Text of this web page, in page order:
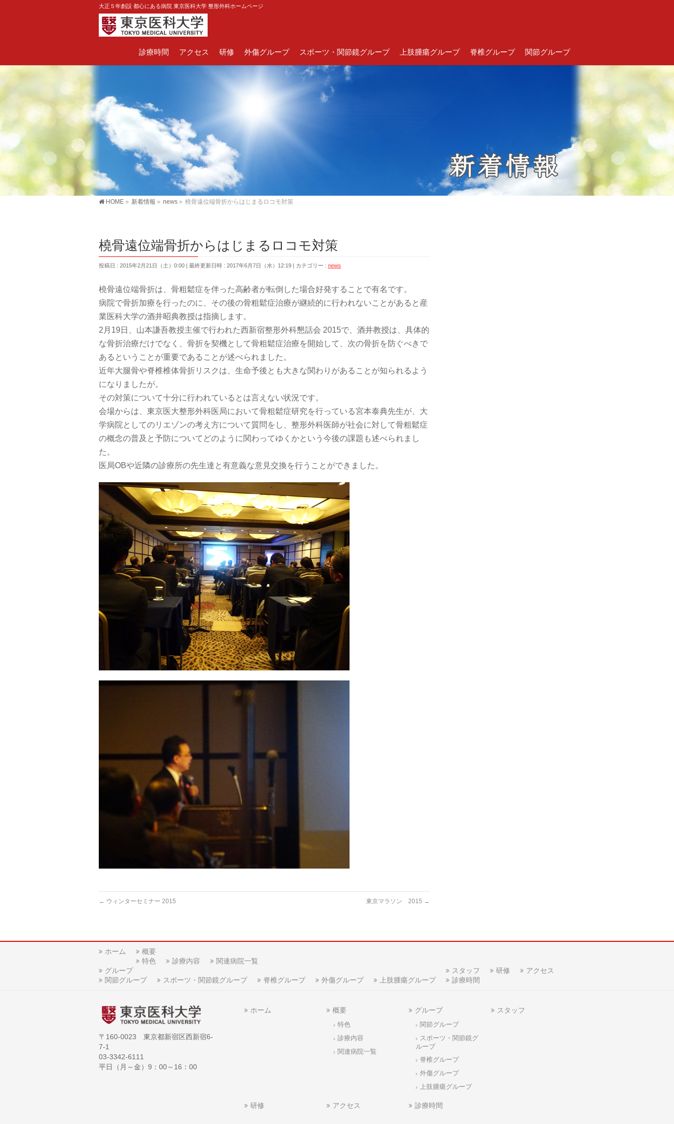
大正５年創設 都心にある病院 東京医科大学 整形外科ホームページ
診療時間 アクセス 研修 外傷グループ スポーツ・関節鏡グループ 上肢腫瘍グループ 脊椎グループ 関節グループ
HOME » 新着情報 » news » 橈骨遠位端骨折からはじまるロコモ対策
橈骨遠位端骨折からはじまるロコモ対策
投稿日 : 2015年2月21日（土）0:00 最終更新日時 : 2017年6月7日（水）12:19 カテゴリー : news
橈骨遠位端骨折は、骨粗鬆症を伴った高齢者が転倒した場合好発することで有名です。
病院で骨折加療を行ったのに、その後の骨粗鬆症治療が継続的に行われないことがあると産
業医科大学の酒井昭典教授は指摘します。
2月19日、山本謙吾教授主催で行われた西新宿整形外科懇話会 2015で、酒井教授は、具体的
な骨折治療だけでなく、骨折を契機として骨粗鬆症治療を開始して、次の骨折を防ぐべきで
あるということが重要であることが述べられました。
近年大腿骨や脊椎椎体骨折リスクは、生命予後とも大きな関わりがあることが知られるよう
になりましたが。
その対策について十分に行われているとは言えない状況です。
会場からは、東京医大整形外科医局において骨粗鬆症研究を行っている宮本泰典先生が、大
学病院としてのリエゾンの考え方について質問をし、整形外科医師が社会に対して骨粗鬆症
の概念の普及と予防についてどのように関わってゆくかという今後の課題も述べられまし
た。
医局OBや近隣の診療所の先生達と有意義な意見交換を行うことができました。
← ウィンターセミナー 2015 東京マラソン 2015 →
ホーム
概要
特色
診療内容
関連病院一覧
グループ
関節グループ
スポーツ・関節鏡グループ 脊椎グループ 外傷グループ 上肢腫瘍グループ
スタッフ 研修
アクセス
診療時間
〒160-0023 東京都新宿区西新宿6-
7-1
03-3342-6111
平日（月～金）9：00～16：00
ホーム 概要
特色
診療内容
関連病院一覧
グループ
関節グループ
スポーツ・関節鏡グ
ループ
脊椎グループ
外傷グループ
上肢腫瘍グループ
スタッフ
研修 アクセス 診療時間